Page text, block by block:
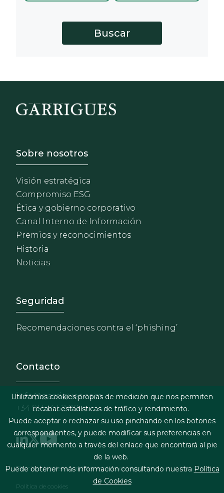
Footer - Sobre Nosotros
Sobre nosotros
Visión estratégica
Compromiso ESG
Ética y gobierno corporativo
Canal Interno de Información
Premios y reconocimientos
Historia
Noticias
Footer - Extranet y
Seguridad
Recomendaciones contra el ‘phishing’
Contacto
info@garrigues.com
+34 91 514 52 00
Footer menu
Términos legales y condiciones de contratación
Política de cookies
Utilizamos cookies propias de medición que nos permiten
recabar estadísticas de tráfico y rendimiento.
Puede aceptar o rechazar su uso pinchando en los botones
correspondientes, y puede modificar sus preferencias en
cualquier momento a través del enlace que encontrará al pie
de la web.
Puede obtener más información consultando nuestra Política
de Cookies